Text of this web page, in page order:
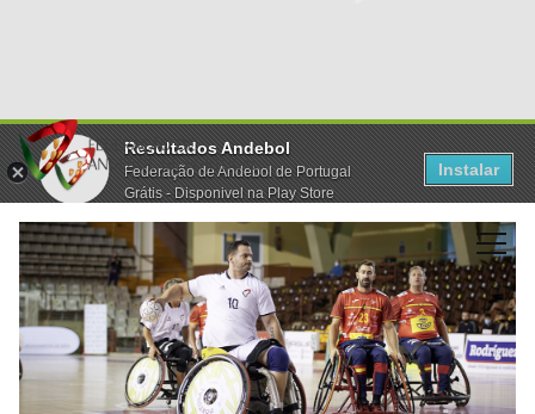
Resultados Andebol
Federação de Andebol de Portugal
Grátis - Disponivel na Play Store
Instalar